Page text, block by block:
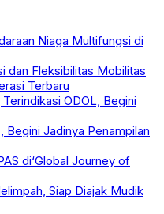
Niaga Multifungsi di
dan Fleksibilitas Mobilitas
Terbaru
ODOL, Begini
Begini Jadinya Penampilan
di‘Global Journey of
Siap Diajak Mudik